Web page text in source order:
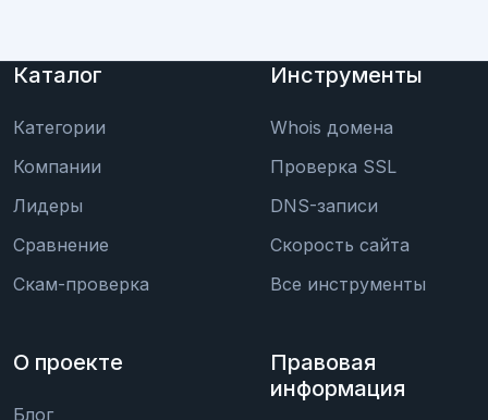
Каталог
Категории
Компании
Лидеры
Сравнение
Скам-проверка
Инструменты
Whois домена
Проверка SSL
DNS-записи
Скорость сайта
Все инструменты
О проекте
Блог
Правовая
информация